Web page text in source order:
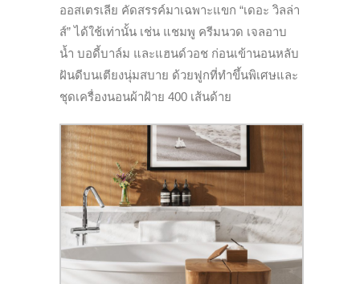
ออสเตรเลีย คัดสรรค์มาเฉพาะแขก “เดอะ วิลล่า
ส์” ได้ใช้เท่านั้น เช่น แชมพู ครีมนวด เจลอาบ
น้ำ บอดี้บาล์ม และแฮนด์วอช ก่อนเข้านอนหลับ
ฝันดีบนเตียงนุ่มสบาย ด้วยฟูกที่ทำขึ้นพิเศษและ
ชุดเครื่องนอนผ้าฝ้าย 400 เส้นด้าย